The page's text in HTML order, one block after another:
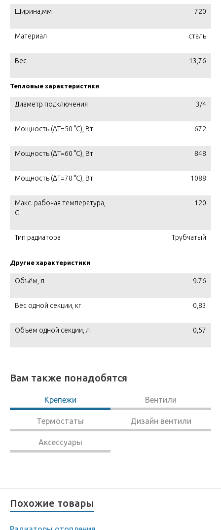
Ширина,мм 720
Материал сталь
Вес 13,76
Тепловые характеристики
Диаметр подключения 3/4
Мощность (ΔT=50 °C), Вт 672
Мощность (ΔT=60 °C), Вт 848
Мощность (ΔT=70 °C), Вт 1088
Макс. рабочая температура,
C
120
Тип радиатора Трубчатый
Другие характеристики
Объём, л 9.76
Вес одной секции, кг 0,83
Объем одной секции, л 0,57
Вам также понадобятся
Крепежи Вентили
Термостаты Дизайн вентили
Аксессуары
Похожие товары